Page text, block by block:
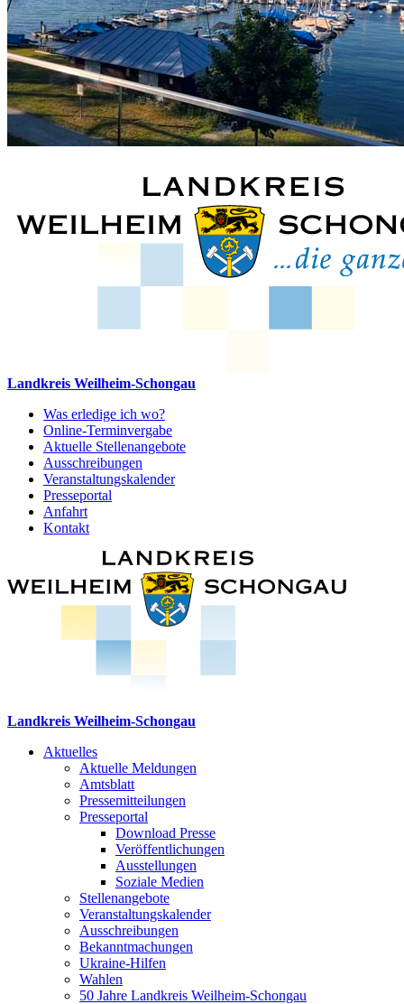
Landkreis Weilheim-Schongau
Was erledige ich wo?
Online-Terminvergabe
Aktuelle Stellenangebote
Ausschreibungen
Veranstaltungskalender
Presseportal
Anfahrt
Kontakt
Landkreis Weilheim-Schongau
Aktuelles
Aktuelle Meldungen
Amtsblatt
Pressemitteilungen
Presseportal
Download Presse
Veröffentlichungen
Ausstellungen
Soziale Medien
Stellenangebote
Veranstaltungskalender
Ausschreibungen
Bekanntmachungen
Ukraine-Hilfen
Wahlen
50 Jahre Landkreis Weilheim-Schongau